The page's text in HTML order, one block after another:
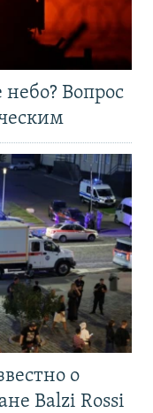
Вопрос
о
Balzi Rossi